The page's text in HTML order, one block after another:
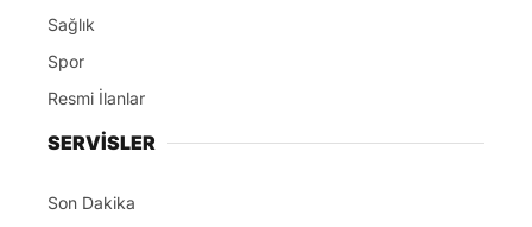
Sağlık
Spor
Resmi İlanlar
SERVİSLER
Son Dakika